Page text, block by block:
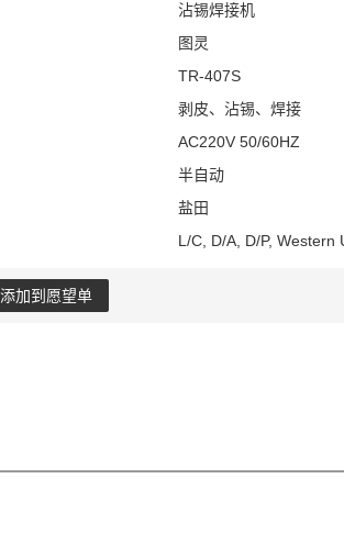
Weibo
沾锡焊接机
图灵
TR-407S
剥皮、沾锡、焊接
AC220V 50/60HZ
半自动
盐田
L/C, D/A, D/P, Western
添加到愿望单